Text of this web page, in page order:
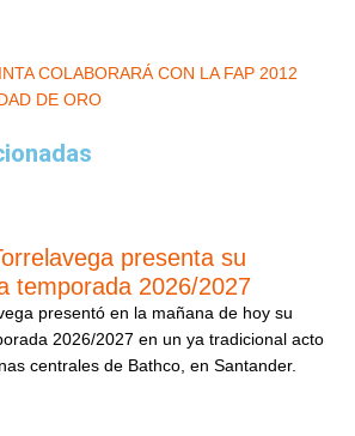
COLABORARÁ CON LA FAP 2012
DE ORO
Siguiente
presenta su
temporada 2026/2027
presentó en la mañana de hoy su
2026/2027 en un ya tradicional acto
centrales de Bathco, en Santander.